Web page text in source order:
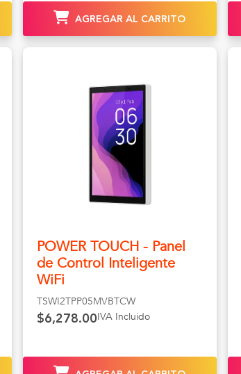
AGREGAR AL CARRITO
POWER TOUCH - Panel
de Control Inteligente
WiFi
TSWI2TPP05MVBTCW
$6,278.00IVA Incluido